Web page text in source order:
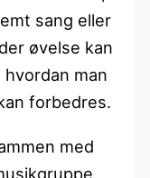
sang eller
øvelse kan
man
forbedres.
med